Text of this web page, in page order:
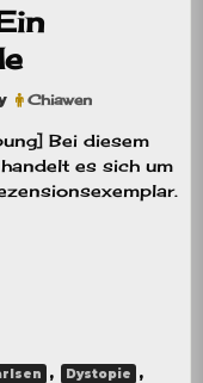
Chiawen
Bei diesem
es sich um
, Dystopie ,